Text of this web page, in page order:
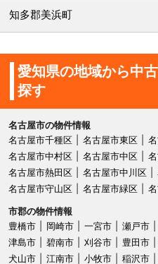
知多郡美浜町
愛知県の地域から中
探す
名古屋市の物件情報
名古屋市千種区
名古屋市東区
名古屋市中村区
名古屋市中区
名古屋市熱田区
名古屋市中川区
名古屋市守山区
名古屋市緑区
市郡の物件情報
豊橋市
岡崎市 一宮市 瀬戸市
津島市
碧南市 刈谷市 豊田市
犬山市
江南市 小牧市 稲沢市